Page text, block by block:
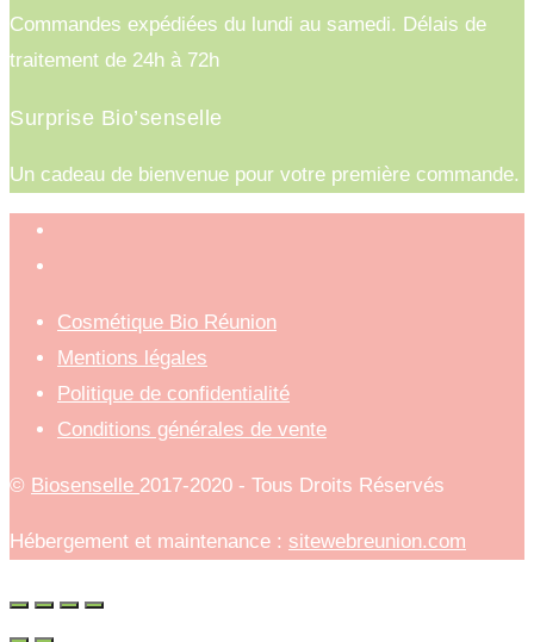
Commandes expédiées du lundi au samedi. Délais de
traitement de 24h à 72h
Surprise Bio’senselle
Un cadeau de bienvenue pour votre première commande.
Cosmétique Bio Réunion
Mentions légales
Politique de confidentialité
Conditions générales de vente
© Biosenselle 2017-2020 - Tous Droits Réservés
Hébergement et maintenance : sitewebreunion.com